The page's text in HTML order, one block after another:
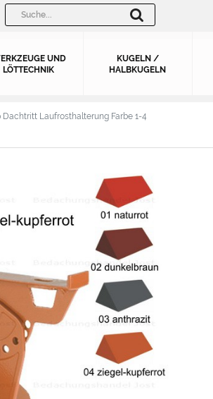
UND
LÖTTECHNIK
KUGELN /
HALBKUGELN
Dachtritt Laufrosthalterung Farbe 1-4